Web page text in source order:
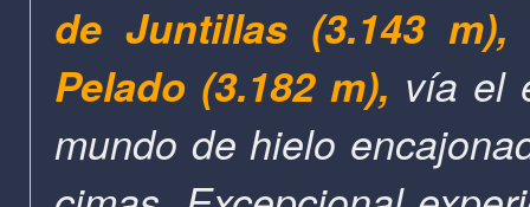
de Juntillas (3.143
Pelado (3.182 m), vía el
mundo de hielo